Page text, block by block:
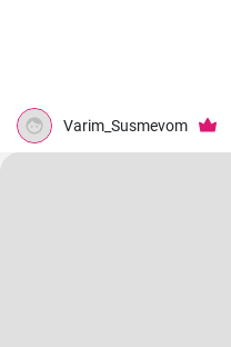
Varim_Susmevom